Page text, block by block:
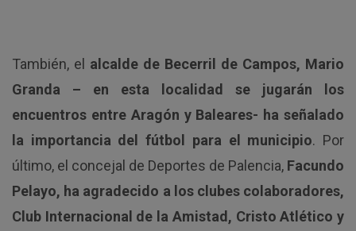
También, el alcalde de Becerril de Campos, Mario
Granda – en esta localidad se jugarán los
encuentros entre Aragón y Baleares- ha señalado
la importancia del fútbol para el municipio. Por
último, el concejal de Deportes de Palencia, Facundo
Pelayo, ha agradecido a los clubes colaboradores,
Club Internacional de la Amistad, Cristo Atlético y